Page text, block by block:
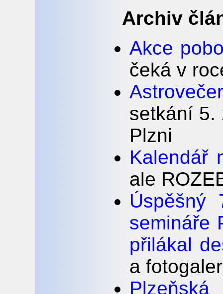
Archiv
Akce
čeká v
setkání 5.
Plzni
Kalendář
ale
Úspěšný
semináře
přilákal
a